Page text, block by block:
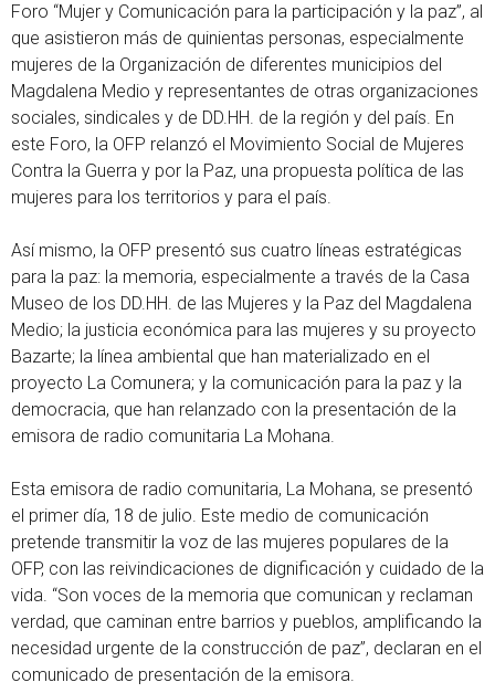
Foro “Mujer y Comunicación para la participación y la paz”, al
que asistieron más de quinientas personas, especialmente
mujeres de la Organización de diferentes municipios del
Magdalena Medio y representantes de otras organizaciones
sociales, sindicales y de DD.HH. de la región y del país. En
este Foro, la OFP relanzó el Movimiento Social de Mujeres
Contra la Guerra y por la Paz, una propuesta política de las
mujeres para los territorios y para el país.
Así mismo, la OFP presentó sus cuatro líneas estratégicas
para la paz: la memoria, especialmente a través de la Casa
Museo de los DD.HH. de las Mujeres y la Paz del Magdalena
Medio; la justicia económica para las mujeres y su proyecto
Bazarte; la línea ambiental que han materializado en el
proyecto La Comunera; y la comunicación para la paz y la
democracia, que han relanzado con la presentación de la
emisora de radio comunitaria La Mohana.
Esta emisora de radio comunitaria, La Mohana, se presentó
el primer día, 18 de julio. Este medio de comunicación
pretende transmitir la voz de las mujeres populares de la
OFP, con las reivindicaciones de dignificación y cuidado de la
vida. “Son voces de la memoria que comunican y reclaman
verdad, que caminan entre barrios y pueblos, amplificando la
necesidad urgente de la construcción de paz”, declaran en el
comunicado de presentación de la emisora.